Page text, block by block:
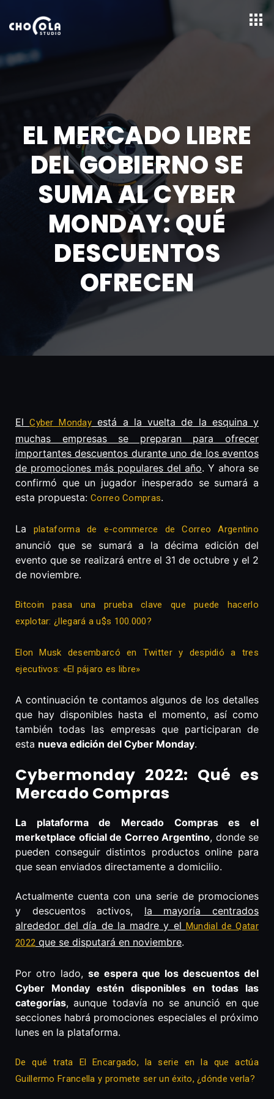
EL MERCADO LIBRE
DEL GOBIERNO SE
SUMA AL CYBER
MONDAY: QUÉ
DESCUENTOS
OFRECEN
ElCyber Monday está a la vuelta de la esquina y
muchas empresas se preparan para ofrecer
importantes descuentos durante uno de los eventos
de promociones más populares del año. Y ahora se
confirmó que un jugador inesperado se sumará a
esta propuesta: Correo Compras.
La plataforma de e-commerce de Correo Argentino
anunció que se sumará a la décima edición del
evento que se realizará entre el 31 de octubre y el 2
de noviembre.
Bitcoin pasa una prueba clave que puede hacerlo
explotar: ¿llegará a u$s 100.000?
Elon Musk desembarcó en Twitter y despidió a tres
ejecutivos: «El pájaro es libre»
A continuación te contamos algunos de los detalles
que hay disponibles hasta el momento, así como
también todas las empresas que participaran de
esta nueva edición del Cyber Monday.
Cybermonday 2022: Qué es
Mercado Compras
La plataforma de Mercado Compras es el
merketplace oficial de Correo Argentino, donde se
pueden conseguir distintos productos online para
que sean enviados directamente a domicilio.
Actualmente cuenta con una serie de promociones
y descuentos activos, la mayoría centrados
alrededor del día de la madre y el Mundial de Qatar
2022 que se disputará en noviembre.
Por otro lado, se espera que los descuentos del
Cyber Monday estén disponibles en todas las
categorías, aunque todavía no se anunció en que
secciones habrá promociones especiales el próximo
lunes en la plataforma.
De qué trata El Encargado, la serie en la que actúa
Guillermo Francella y promete ser un éxito, ¿dónde verla?